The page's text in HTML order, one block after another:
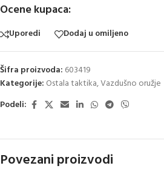
Ocene kupaca:
Uporedi Dodaj u omiljeno
Šifra proizvoda: 603419
Kategorije: Ostala taktika,Vazdušno oružje
Podeli:
Povezani proizvodi